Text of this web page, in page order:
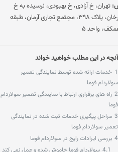
تهران، خ آزادی، خ بهبودی، نرسیده به خ
ستارخان، پلاک ۳۹۸، مجتمع تجاری آرمان، طبقه
واحد ۵
آنچه در این مطلب خواهید خواند
1 خدمات ارائه شده توسط نمایندگی تعمیر
سولاردام فوما
2 راه های برقراری ارتباط با نمایندگی تعمیر سولاردام
فوما
3 مراحل پیگیری خدمات ثبت شده در نمایندگی
تعمیر سولاردام فوما
4 بررسی ایرادات رایج در سولاردام فوما
4.1 سولاردام فوما خاموش شده و عمل نمی کند